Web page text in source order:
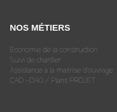
NOS MÉTIERS
Economie de la construction
Suivi de chantier
Assistance à la maitrise d’ouvrage
CAO –DAO / Plans PROJET